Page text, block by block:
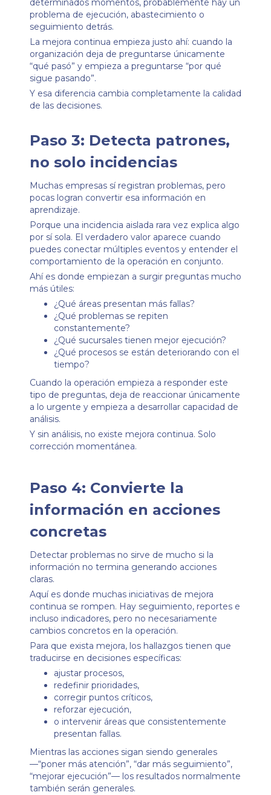
determinados momentos, probablemente hay un
problema de ejecución, abastecimiento o
seguimiento detrás.
La mejora continua empieza justo ahí: cuando la
organización deja de preguntarse únicamente
“qué pasó” y empieza a preguntarse “por qué
sigue pasando”.
Y esa diferencia cambia completamente la calidad
de las decisiones.
Paso 3: Detecta patrones,
no solo incidencias
Muchas empresas sí registran problemas, pero
pocas logran convertir esa información en
aprendizaje.
Porque una incidencia aislada rara vez explica algo
por sí sola. El verdadero valor aparece cuando
puedes conectar múltiples eventos y entender el
comportamiento de la operación en conjunto.
Ahí es donde empiezan a surgir preguntas mucho
más útiles:
¿Qué áreas presentan más fallas?
¿Qué problemas se repiten
constantemente?
¿Qué sucursales tienen mejor ejecución?
¿Qué procesos se están deteriorando con el
tiempo?
Cuando la operación empieza a responder este
tipo de preguntas, deja de reaccionar únicamente
a lo urgente y empieza a desarrollar capacidad de
análisis.
Y sin análisis, no existe mejora continua. Solo
corrección momentánea.
Paso 4: Convierte la
información en acciones
concretas
Detectar problemas no sirve de mucho si la
información no termina generando acciones
claras.
Aquí es donde muchas iniciativas de mejora
continua se rompen. Hay seguimiento, reportes e
incluso indicadores, pero no necesariamente
cambios concretos en la operación.
Para que exista mejora, los hallazgos tienen que
traducirse en decisiones específicas:
ajustar procesos,
redefinir prioridades,
corregir puntos críticos,
reforzar ejecución,
o intervenir áreas que consistentemente
presentan fallas.
Mientras las acciones sigan siendo generales
—“poner más atención”, “dar más seguimiento”,
“mejorar ejecución”— los resultados normalmente
también serán generales.